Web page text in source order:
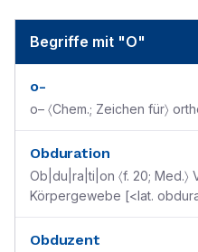
Begriffe mit "O"
o-
o– 〈Chem.; Zeichen für〉
Obduration
Ob|du|ra|ti|on 〈f. 20;
Körpergewebe [<lat.
Obduzent